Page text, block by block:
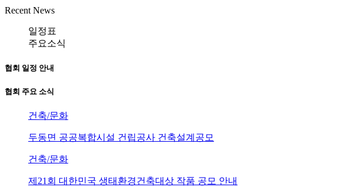
Recent News
일정표
주요소식
협회 일정 안내
협회 주요 소식
건축/문화
두동면 공공복합시설 건립공사 건축설계공모
건축/문화
제21회 대한민국 생태환경건축대상 작품 공모 안내